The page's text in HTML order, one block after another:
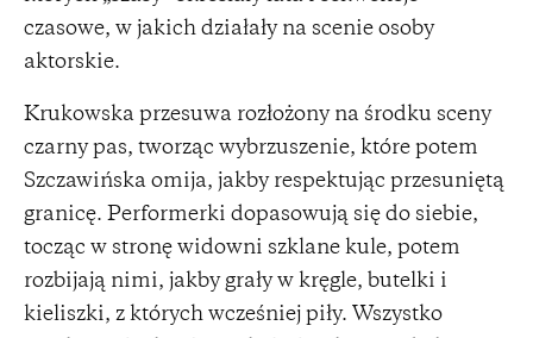
czasowe, w jakich działały na scenie osoby
aktorskie.
Krukowska przesuwa rozłożony na środku sceny
czarny pas, tworząc wybrzuszenie, które potem
Szczawińska omija, jakby respektując przesuniętą
granicę. Performerki dopasowują się do siebie,
tocząc w stronę widowni szklane kule, potem
rozbijają nimi, jakby grały w kręgle, butelki i
kieliszki, z których wcześniej piły. Wszystko